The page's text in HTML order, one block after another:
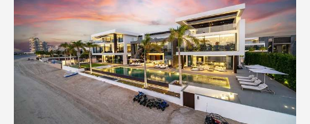
أفضل المقاهي في دبي بإطلالة خلابة: مزيج مثالي من المذاق
الرائع والمناظر الطبيعية الساحرة
مطاعم بإطلالة على برج العرب: تجربة طعام استثنائية في دبي